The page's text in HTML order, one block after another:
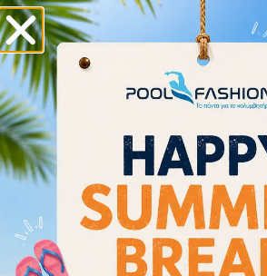
Arena Airspeed Mirror
36.00€
Προσθήκη στο